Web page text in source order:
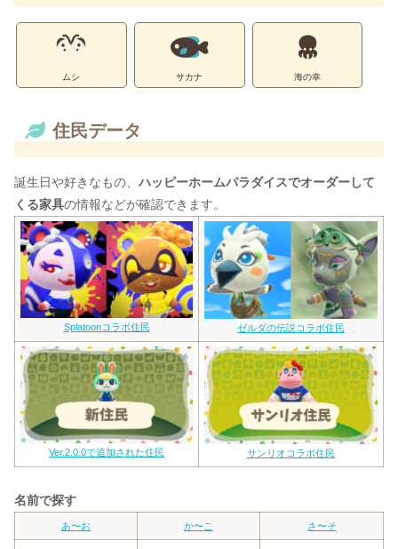
ムシ サカナ 海の幸
住民データ
誕生日や好きなもの、 ハッピーホームパラダイスでオーダーして
くる家具の情報などが確認できます。
Splatoonコラボ住民 ゼルダの伝説コラボ住民
Ver.2.0.0で追加された住民 サンリオコラボ住民
名前で探す
あ〜お か〜こ さ〜そ